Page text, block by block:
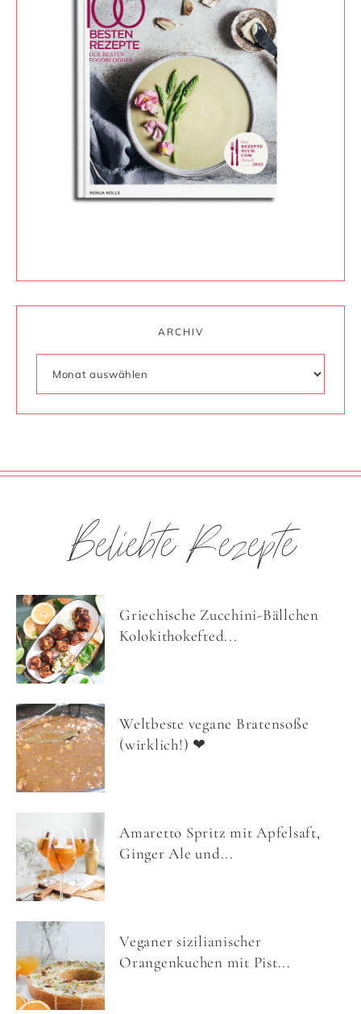
ARCHIV
Beliebte Rezepte
Griechische Zucchini-Bällchen
Kolokithokefted...
Weltbeste vegane Bratensoße
(wirklich!) ❤
Amaretto Spritz mit Apfelsaft,
Ginger Ale und...
Veganer sizilianischer
Orangenkuchen mit Pist...